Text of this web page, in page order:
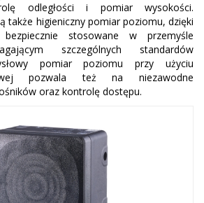
odległości i pomiar wysokości.
także higieniczny pomiar poziomu, dzięki
stosowane w przemyśle
szczególnych standardów
pomiar poziomu przy użyciu
pozwala też na niezawodne
oraz kontrolę dostępu.